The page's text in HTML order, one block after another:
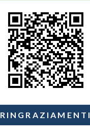
RINGRAZIAMENTI